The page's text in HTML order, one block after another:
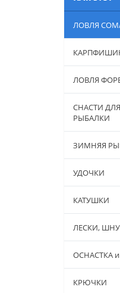
ЛОВЛЯ
ЛОВЛЯ
СНАСТИ
РЫБАЛКИ
ЗИМНЯЯ
УДОЧКИ
КАТУШКИ
ЛЕСКИ,
ОСНАСТКА
КРЮЧКИ